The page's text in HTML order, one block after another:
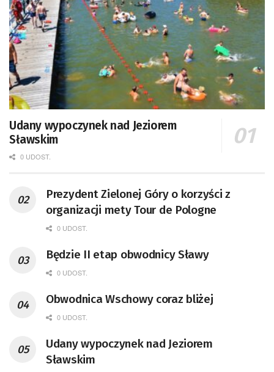
Udany wypoczynek nad Jeziorem
Sławskim
0 UDOST.
Prezydent Zielonej Góry o korzyści z
organizacji mety Tour de Pologne
0 UDOST.
Będzie II etap obwodnicy Sławy
0 UDOST.
Obwodnica Wschowy coraz bliżej
0 UDOST.
Udany wypoczynek nad Jeziorem
Sławskim